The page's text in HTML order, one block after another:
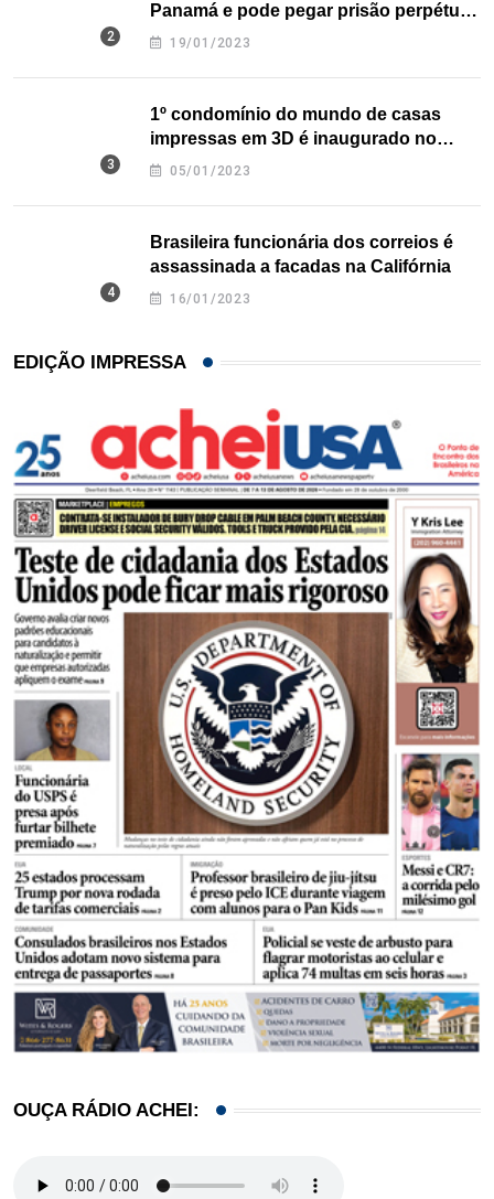
Panamá e pode pegar prisão perpétua
nos EUA
19/01/2023
1º condomínio do mundo de casas
impressas em 3D é inaugurado no
Texas
05/01/2023
Brasileira funcionária dos correios é
assassinada a facadas na Califórnia
16/01/2023
EDIÇÃO IMPRESSA
OUÇA RÁDIO ACHEI: